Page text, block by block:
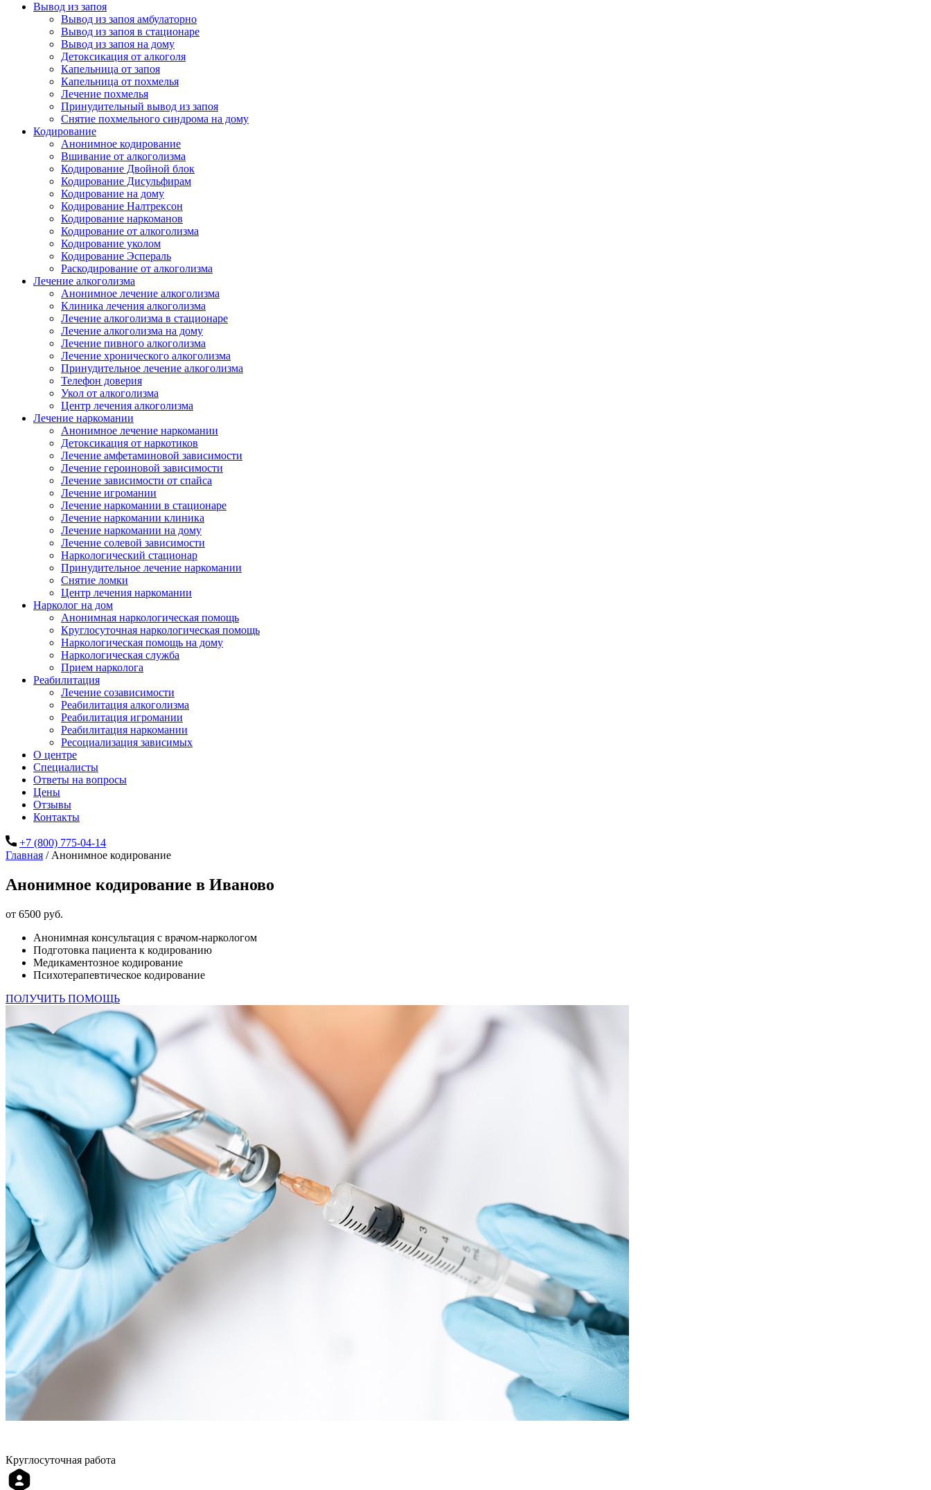
Вывод из запоя
Вывод из запоя амбулаторно
Вывод из запоя в стационаре
Вывод из запоя на дому
Детоксикация от алкоголя
Капельница от запоя
Капельница от похмелья
Лечение похмелья
Принудительный вывод из запоя
Снятие похмельного синдрома на дому
Кодирование
Анонимное кодирование
Вшивание от алкоголизма
Кодирование Двойной блок
Кодирование Дисульфирам
Кодирование на дому
Кодирование Налтрексон
Кодирование наркоманов
Кодирование от алкоголизма
Кодирование уколом
Кодирование Эспераль
Раскодирование от алкоголизма
Лечение алкоголизма
Анонимное лечение алкоголизма
Клиника лечения алкоголизма
Лечение алкоголизма в стационаре
Лечение алкоголизма на дому
Лечение пивного алкоголизма
Лечение хронического алкоголизма
Принудительное лечение алкоголизма
Телефон доверия
Укол от алкоголизма
Центр лечения алкоголизма
Лечение наркомании
Анонимное лечение наркомании
Детоксикация от наркотиков
Лечение амфетаминовой зависимости
Лечение героиновой зависимости
Лечение зависимости от спайса
Лечение игромании
Лечение наркомании в стационаре
Лечение наркомании клиника
Лечение наркомании на дому
Лечение солевой зависимости
Наркологический стационар
Принудительное лечение наркомании
Снятие ломки
Центр лечения наркомании
Нарколог на дом
Анонимная наркологическая помощь
Круглосуточная наркологическая помощь
Наркологическая помощь на дому
Наркологическая служба
Прием нарколога
Реабилитация
Лечение созависимости
Реабилитация алкоголизма
Реабилитация игромании
Реабилитация наркомании
Ресоциализация зависимых
О центре
Специалисты
Ответы на вопросы
Цены
Отзывы
Контакты
+7 (800) 775-04-14
Главная / Анонимное кодирование
Анонимное кодирование в Иваново
от 6500 руб.
Анонимная консультация с врачом-наркологом
Подготовка пациента к кодированию
Медикаментозное кодирование
Психотерапевтическое кодирование
ПОЛУЧИТЬ ПОМОЩЬ
Круглосуточная работа